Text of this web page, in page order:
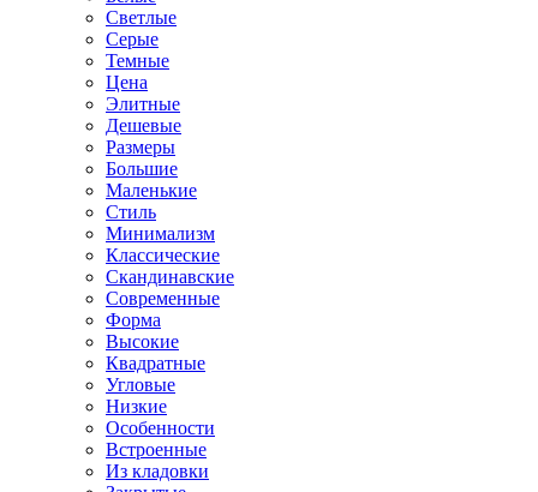
Светлые
Серые
Темные
Цена
Элитные
Дешевые
Размеры
Большие
Маленькие
Стиль
Минимализм
Классические
Скандинавские
Современные
Форма
Высокие
Квадратные
Угловые
Низкие
Особенности
Встроенные
Из кладовки